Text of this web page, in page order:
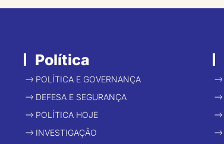
Política
POLÍTICA E GOVERNANÇA
DEFESA E SEGURANÇA
POLÍTICA HOJE
INVESTIGAÇÃO